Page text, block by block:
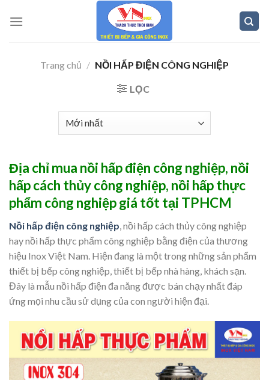
Trang chủ / NỒI HẤP ĐIỆN CÔNG NGHIỆP
LỌC
Địa chỉ mua nồi hấp điện công nghiệp, nồi
hấp cách thủy công nghiệp, nồi hấp thực
phẩm công nghiệp giá tốt tại TPHCM
Nồi hấp điện công nghiệp, nồi hấp cách thủy công nghiệp
hay nồi hấp thực phẩm công nghiệp bằng điện của thương
hiệu Inox Việt Nam. Hiện đang là một trong những sản phẩm
thiết bị bếp công nghiệp, thiết bị bếp nhà hàng, khách sạn.
Đây là mẫu nồi hấp điện đa năng được bán chạy nhất đáp
ứng mọi nhu cầu sử dụng của con người hiện đại.